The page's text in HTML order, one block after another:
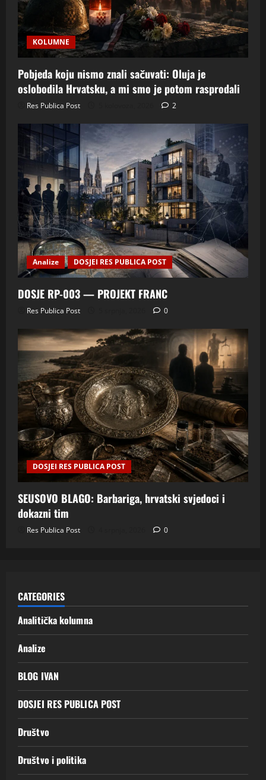
KOLUMNE
Pobjeda koju nismo znali sačuvati: Oluja je
oslobodila Hrvatsku, a mi smo je potom rasprodali
Res Publica Post 2
Analize DOSJEI RES PUBLICA POST
DOSJE RP-003 — PROJEKT FRANC
Res Publica Post 0
DOSJEI RES PUBLICA POST
SEUSOVO BLAGO: Barbariga, hrvatski svjedoci i
dokazni tim
Res Publica Post 0
CATEGORIES
Analitička kolumna
Analize
BLOG IVAN
DOSJEI RES PUBLICA POST
Društvo
Društvo i politika